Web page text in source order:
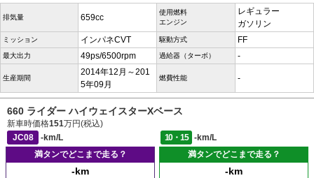
排気量 659cc
使用燃料
エンジン
レギュラー
ガソリン
ミッション インパネCVT 駆動方式 FF
最大出力 49ps/6500rpm 過給器（ターボ） -
生産期間
2014年12月～201
5年09月
燃費性能 -
660 ライダー ハイウェイスターXベース
新車時価格151万円(税込)
JC08
-km/L 10・15
-km/L
満タンでどこまで走る？
-km
満タンでどこまで走る？
-km